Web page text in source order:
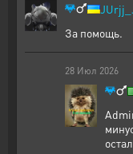
За помощь.
28 Июл 2026